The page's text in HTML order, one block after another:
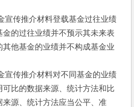
推介材料登载基金过往业绩
的过往业绩并不预示其未来表
他基金的业绩并不构成基金业
推介材料对不同基金的业绩
比的数据来源、统计方法和比
源、统计方法应当公平、准